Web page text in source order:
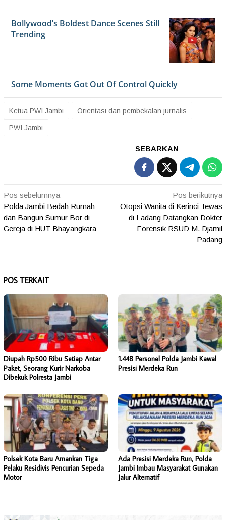
Ketua PWI Jambi Orientasi dan pembekalan jurnalis
PWI Jambi
SEBARKAN
Navigasi
pos
Pos sebelumnya
Polda Jambi Bedah Rumah
dan Bangun Sumur Bor di
Gereja di HUT Bhayangkara
Pos berikutnya
Otopsi Wanita di Kerinci Tewas
di Ladang Datangkan Dokter
Forensik RSUD M. Djamil
Padang
POS TERKAIT
Diupah Rp500 Ribu Setiap Antar
Paket, Seorang Kurir Narkoba
Dibekuk Polresta Jambi
1.448 Personel Polda Jambi Kawal
Presisi Merdeka Run
Polsek Kota Baru Amankan Tiga
Pelaku Residivis Pencurian Sepeda
Motor
Ada Presisi Merdeka Run, Polda
Jambi Imbau Masyarakat Gunakan
Jalur Alternatif